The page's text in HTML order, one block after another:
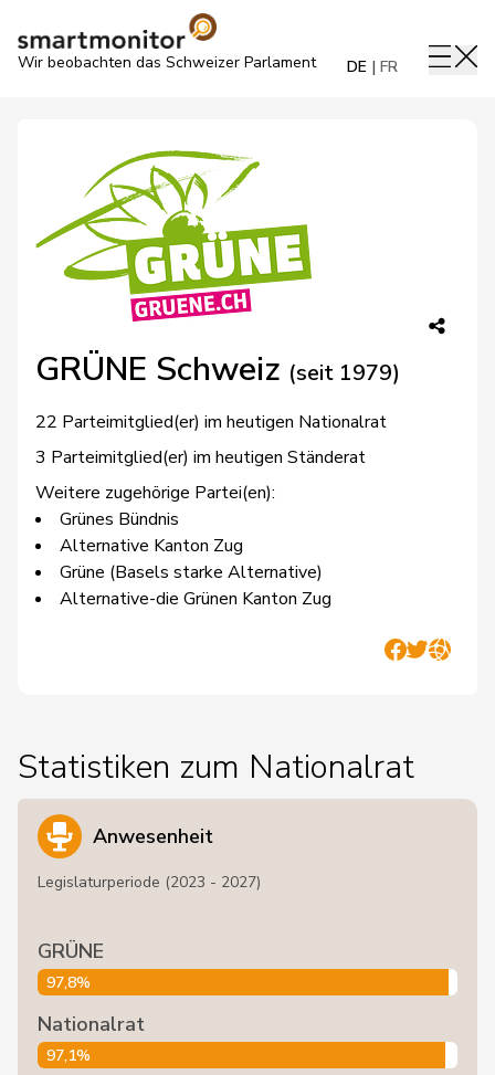
Wir beobachten das Schweizer Parlament DE FR
GRÜNE Schweiz (seit 1979)
22 Parteimitglied(er) im heutigen Nationalrat
3 Parteimitglied(er) im heutigen Ständerat
Weitere zugehörige Partei(en):
Grünes Bündnis
Alternative Kanton Zug
Grüne (Basels starke Alternative)
Alternative-die Grünen Kanton Zug
Statistiken zum Nationalrat
Anwesenheit
Legislaturperiode (2023 - 2027)
GRÜNE
97,8%
Nationalrat
97,1%